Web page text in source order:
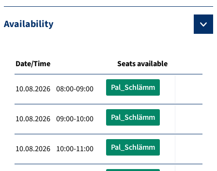
Availability
Date/Time Seats available
10.08.2026 08:00-09:00 Pal_Schlämm
10.08.2026 09:00-10:00 Pal_Schlämm
10.08.2026 10:00-11:00 Pal_Schlämm